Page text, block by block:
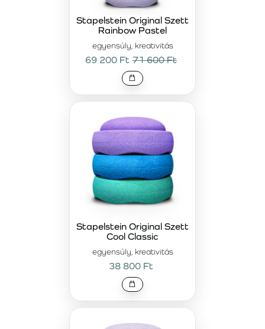
egyensúly, kreativitás
Stapelstein Original Szett
Rainbow Pastel
69 200 Ft 71 600 Ft
egyensúly, kreativitás
Stapelstein Original Szett
Cool Classic
38 800 Ft